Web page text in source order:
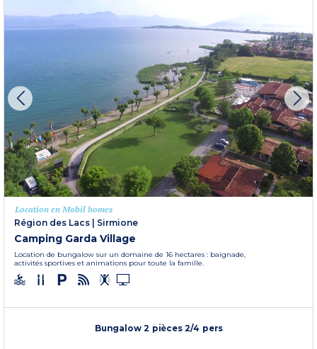
Location en Mobil homes
Région des Lacs | Sirmione
Camping Garda Village
Location de bungalow sur un domaine de 16 hectares : baignade,
activités sportives et animations pour toute la famille.
Bungalow 2 pièces 2/4 pers